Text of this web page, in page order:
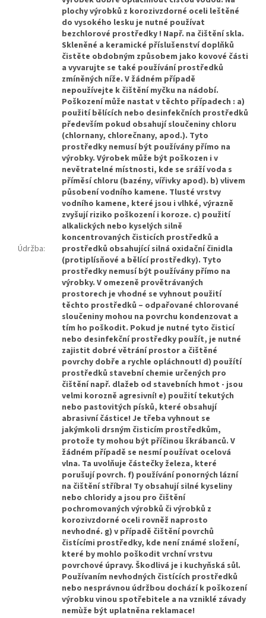
Údržba:
plochy výrobků z korozivzdorné oceli leštěné
do vysokého lesku je nutné používat
bezchlorové prostředky ! Např. na čištění skla.
Skleněné a keramické příslušenství doplňků
čistěte obdobným způsobem jako kovové části
a vyvarujte se také používání prostředků
zmíněných níže. V žádném případě
nepoužívejte k čištění myčku na nádobí.
Poškození může nastat v těchto případech : a)
použití bělících nebo desinfekčních prostředků
především pokud obsahují sloučeniny chloru
(chlornany, chlorečnany, apod.). Tyto
prostředky nemusí být používány přímo na
výrobky. Výrobek může být poškozen i v
nevětratelné místnosti, kde se sráží voda s
příměsí chloru (bazény, vířivky apod). b) vlivem
působení vodního kamene. Tlusté vrstvy
vodního kamene, které jsou i vlhké, výrazně
zvyšují riziko poškození i koroze. c) použití
alkalických nebo kyselých silně
koncentrovaných čisticích prostředků a
prostředků obsahující silná oxidační činidla
(protiplísňové a bělící prostředky). Tyto
prostředky nemusí být používány přímo na
výrobky. V omezeně provětrávaných
prostorech je vhodné se vyhnout použití
těchto prostředků – odpařované chlorované
sloučeniny mohou na povrchu kondenzovat a
tím ho poškodit. Pokud je nutné tyto čisticí
nebo desinfekční prostředky použít, je nutné
zajistit dobré větrání prostor a čištěné
povrchy dobře a rychle opláchnout! d) použítí
prostředků stavební chemie určených pro
čištění např. dlažeb od stavebních hmot - jsou
velmi korozně agresivní! e) použití tekutých
nebo pastovitých písků, které obsahují
abrasivní částice! Je třeba vyhnout se
jakýmkoli drsným čisticím prostředkům,
protože ty mohou být příčinou škrábanců. V
žádném případě se nesmí používat ocelová
vlna. Ta uvolňuje částečky železa, které
porušují povrch. f) používání ponorných lázní
na čištění stříbra! Ty obsahují silné kyseliny
nebo chloridy a jsou pro čištění
pochromovaných výrobků či výrobků z
korozivzdorné oceli rovněž naprosto
nevhodné. g) v případě čištění povrchů
čistícími prostředky, kde není známé složení,
které by mohlo poškodit vrchní vrstvu
povrchové úpravy. Škodlivá je i kuchyňská sůl.
Používaním nevhodných čistících prostředků
nebo nesprávnou údržbou dochází k poškození
výrobku vinou spotřebitele a na vzniklé závady
nemùže být uplatněna reklamace!